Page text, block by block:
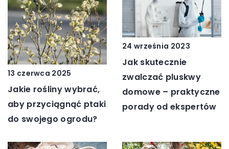
13 czerwca 2025
Jakie rośliny wybrać,
aby przyciągnąć ptaki
do swojego ogrodu?
24 września 2023
Jak skutecznie
zwalczać pluskwy
domowe – praktyczne
porady od ekspertów